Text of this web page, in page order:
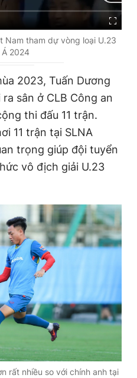
Nam tham dự vòng loại U.23
2024
2023, Tuấn Dương
sân ở CLB Công an
thi đấu 11 trận.
11 trận tại SLNA
trọng giúp đội tuyển
vô địch giải U.23
rất nhiều so với chính anh tại